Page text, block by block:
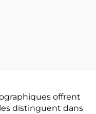
offrent
distinguent dans